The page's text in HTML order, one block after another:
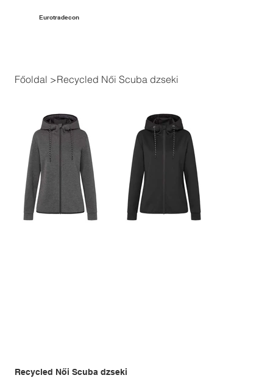
Eurotradecon
Főoldal >Recycled Női Scuba dzseki
Recycled Női Scuba dzseki